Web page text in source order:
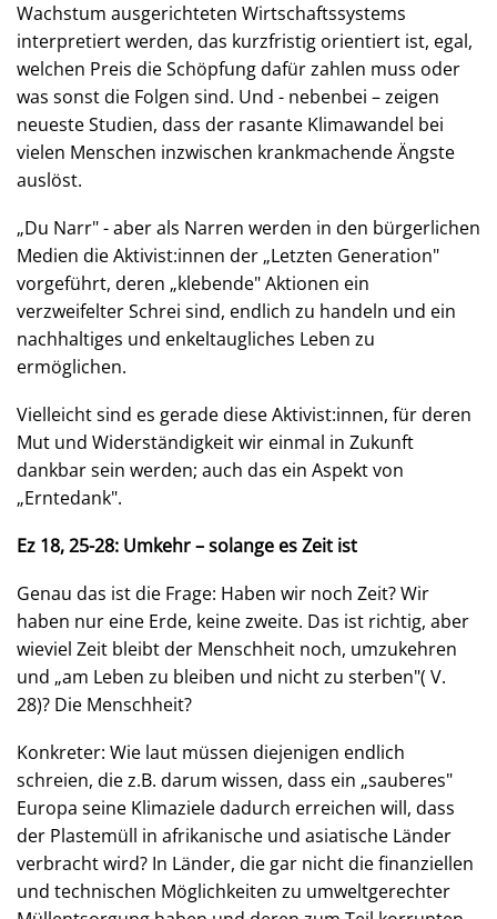
Wachstum ausgerichteten Wirtschaftssystems
interpretiert werden, das kurzfristig orientiert ist, egal,
welchen Preis die Schöpfung dafür zahlen muss oder
was sonst die Folgen sind. Und - nebenbei – zeigen
neueste Studien, dass der rasante Klimawandel bei
vielen Menschen inzwischen krankmachende Ängste
auslöst.
„Du Narr" - aber als Narren werden in den bürgerlichen
Medien die Aktivist:innen der „Letzten Generation"
vorgeführt, deren „klebende" Aktionen ein
verzweifelter Schrei sind, endlich zu handeln und ein
nachhaltiges und enkeltaugliches Leben zu
ermöglichen.
Vielleicht sind es gerade diese Aktivist:innen, für deren
Mut und Widerständigkeit wir einmal in Zukunft
dankbar sein werden; auch das ein Aspekt von
„Erntedank".
Ez 18, 25-28: Umkehr – solange es Zeit ist
Genau das ist die Frage: Haben wir noch Zeit? Wir
haben nur eine Erde, keine zweite. Das ist richtig, aber
wieviel Zeit bleibt der Menschheit noch, umzukehren
und „am Leben zu bleiben und nicht zu sterben"( V.
28)? Die Menschheit?
Konkreter: Wie laut müssen diejenigen endlich
schreien, die z.B. darum wissen, dass ein „sauberes"
Europa seine Klimaziele dadurch erreichen will, dass
der Plastemüll in afrikanische und asiatische Länder
verbracht wird? In Länder, die gar nicht die finanziellen
und technischen Möglichkeiten zu umweltgerechter